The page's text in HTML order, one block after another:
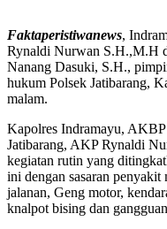
Faktaperistiwanews,
Rynaldi Nurwan S.H.,M.H
Nanang Dasuki, S.H.,
hukum Polsek Jatibarang,
malam.
Kapolres Indramayu,
Jatibarang, AKP Rynaldi
kegiatan rutin yang
ini dengan sasaran penyakit
jalanan, Geng motor,
knalpot bising dan